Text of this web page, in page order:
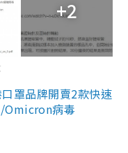
+2
罩品牌開賣2款快速
Omicron病毒